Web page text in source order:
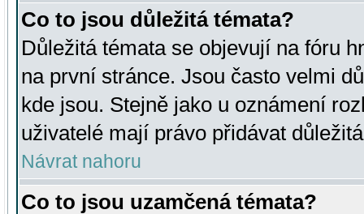
Co to jsou důležitá témata?
Důležitá témata se objevují na fóru
na první stránce. Jsou často velmi
kde jsou. Stejně jako u oznámení
uživatelé mají právo přidávat
Návrat nahoru
Co to jsou uzamčená témata?